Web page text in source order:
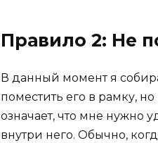
Правило 2: Не
В данный момент я
поместить его в рамку,
означает, что мне нужно
внутри него. Обычно,